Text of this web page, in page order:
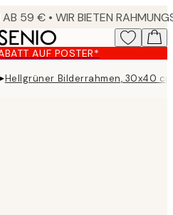
AUF POSTER*
Hellgrüner Bilderrahmen, 30x40 cm